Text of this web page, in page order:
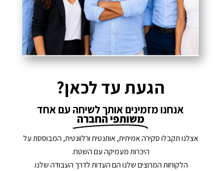
הגעת עד לכאן?
אנחנו מזמינים אותך לשיחה עם אחד
משותפי החברה
אצלנו תקבלו סקירה אמיתית, אותנטית ורלוונטית, המבוססת על
היכרות מעמיקה עם השטח.
הלקוחות המרוצים שלנו הם העדות לדרך העבודה שלנו.